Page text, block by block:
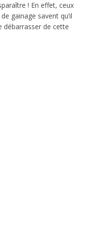
! En effet, ceux
gainage savent qu’il
débarrasser de cette